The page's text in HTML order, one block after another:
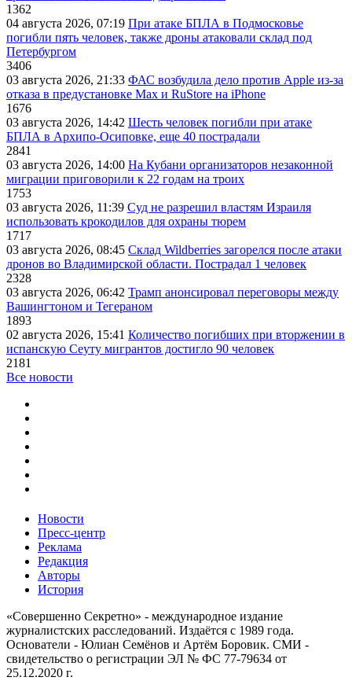
1362
04 августа 2026, 07:19 При атаке БПЛА в Подмосковье
погибли пять человек, также дроны атаковали склад под
Петербургом
3406
03 августа 2026, 21:33 ФАС возбудила дело против Apple из-за
отказа в предустановке Max и RuStore на iPhone
1676
03 августа 2026, 14:42 Шесть человек погибли при атаке
БПЛА в Архипо-Осиповке, еще 40 пострадали
2841
03 августа 2026, 14:00 На Кубани организаторов незаконной
миграции приговорили к 22 годам на троих
1753
03 августа 2026, 11:39 Суд не разрешил властям Израиля
использовать крокодилов для охраны тюрем
1717
03 августа 2026, 08:45 Склад Wildberries загорелся после атаки
дронов во Владимирской области. Пострадал 1 человек
2328
03 августа 2026, 06:42 Трамп анонсировал переговоры между
Вашингтоном и Тегераном
1893
02 августа 2026, 15:41 Количество погибших при вторжении в
испанскую Сеуту мигрантов достигло 90 человек
2181
Все новости
Новости
Пресс-центр
Реклама
Редакция
Авторы
История
«Совершенно Секретно» - международное издание
журналистских расследований. Издаётся с 1989 года.
Основатели - Юлиан Семёнов и Артём Боровик. CМИ -
свидетельство о регистрации ЭЛ № ФС 77-79634 от
25.12.2020 г.